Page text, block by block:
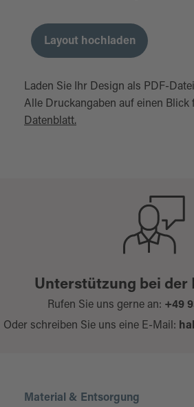
Layout hochladen
Laden Sie Ihr Design als PDF-
Alle Druckangaben auf einen Blick
Datenblatt.
Unterstützung bei der
Rufen Sie uns gerne an: +49
Oder schreiben Sie uns eine E-Mail:
Material & Entsorgung